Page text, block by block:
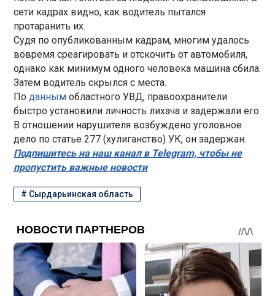
сети кадрах видно, как водитель пытался
протаранить их.
Судя по опубликованным кадрам, многим удалось
вовремя среагировать и отскочить от автомобиля,
однако как минимум одного человека машина сбила.
Затем водитель скрылся с места.
Поданным областного УВД, правоохранители
быстро установили личность лихача и задержали его.
В отношении нарушителя возбуждено уголовное
дело по статье 277 (хулиганство) УК, он задержан.
Подпишитесь на наш канал в Telegram, чтобы не
пропустить важные новости
# Сырдарьинская область